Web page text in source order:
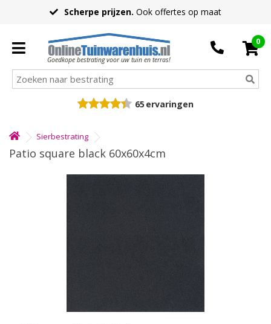
Scherpe prijzen. Ook offertes op maat
Goedkope bestrating voor uw tuin en terras!
0
65 ervaringen
Sierbestrating
Patio square black 60x60x4cm